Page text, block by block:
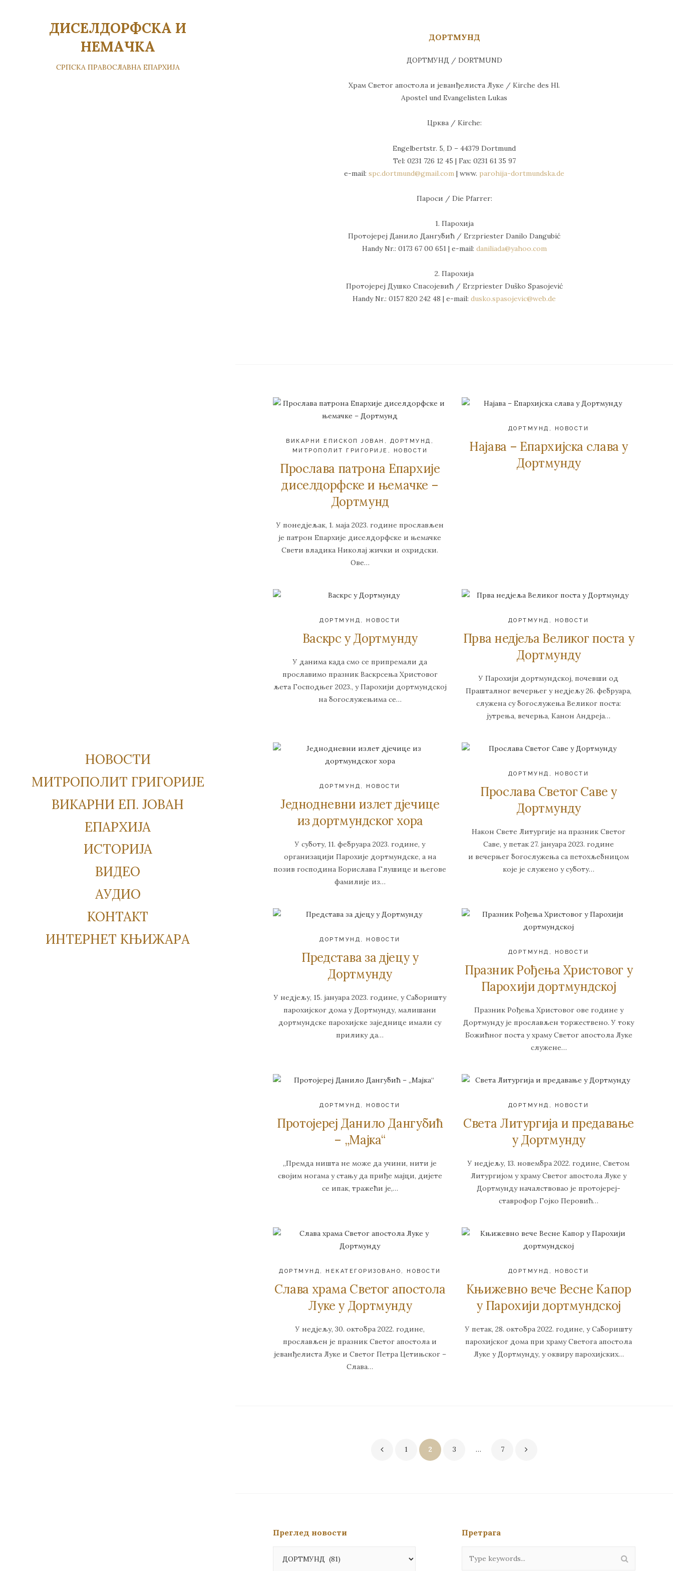
ДИСЕЛДОРФСКА И
НЕМАЧКА
СРПСКА ПРАВОСЛАВНА ЕПАРХИЈА
НОВОСТИ
МИТРОПОЛИТ ГРИГОРИЈЕ
ВИКАРНИ ЕП. ЈОВАН
ЕПАРХИЈА
ИСТОРИЈА
ВИДЕО
АУДИО
КОНТАКТ
ИНТЕРНЕТ КЊИЖАРА
ДОРТМУНД
ДОРТМУНД / DORTMUND
Храм Светог апостола и јеванђелиста Луке / Kirche des Hl.
Apostel und Evangelisten Lukas
Црква / Kirche:
Engelbertstr. 5, D – 44379 Dortmund
Tel: 0231 726 12 45 | Fax: 0231 61 35 97
e-mail:spc.dortmund@gmail.com | www. parohija-dortmundska.de
Пароси / Die Pfarrer:
1. Парохија
Протојереј Данило Дангубић / Erzpriester Danilo Dangubić
Handy Nr.: 0173 67 00 651 | e-mail: daniliada@yahoo.com
2. Парохија
Протојереј Душко Спасојевић / Erzpriester Duško Spasojević
Handy Nr.: 0157 820 242 48 | e-mail:dusko.spasojevic@web.de
ВИКАРНИ ЕПИСКОП ЈОВАН , ДОРТМУНД ,
МИТРОПОЛИТ ГРИГОРИЈЕ , НОВОСТИ
Прослава патрона Епархије
диселдорфске и њемачке –
Дортмунд
У понедјељак, 1. маја 2023. године прослављен
је патрон Епархије диселдорфске и њемачке
Свети владика Николај жички и охридски.
Ове…
ДОРТМУНД , НОВОСТИ
Најава – Епархијска слава у
Дортмунду
ДОРТМУНД , НОВОСТИ
Васкрс у Дортмунду
У данима када смо се припремали да
прославимо празник Васкрсења Христовог
љета Господњег 2023., у Парохији дортмундској
на богослужењима се…
ДОРТМУНД , НОВОСТИ
Прва недјеља Великог поста у
Дортмунду
У Парохији дортмундској, почевши од
Прашталног вечерњег у недјељу 26. фебруара,
служена су богослужења Великог поста:
јутрења, вечерња, Канон Андреја…
ДОРТМУНД , НОВОСТИ
Једнодневни излет дјечице
из дортмундског хора
У суботу, 11. фебруара 2023. године, у
организацији Парохије дортмундске, а на
позив господина Борислава Глушице и његове
фамилије из…
ДОРТМУНД , НОВОСТИ
Прослава Светог Саве у
Дортмунду
Након Свете Литургије на празник Светог
Саве, у петак 27. јануара 2023. године
и вечерњег богослужења са петохљебницом
које је служено у суботу…
ДОРТМУНД , НОВОСТИ
Представа за дјецу у
Дортмунду
У недјељу, 15. јануара 2023. године, у Саборишту
парохијског дома у Дортмунду, малишани
дортмундске парохијске заједнице имали су
прилику да…
ДОРТМУНД , НОВОСТИ
Празник Рођења Христовог у
Парохији дортмундској
Празник Рођења Христовог ове године у
Дортмунду је прослављен торжествено. У току
Божићног поста у храму Светог апостола Луке
служене…
ДОРТМУНД , НОВОСТИ
Протојереј Дaнилo Дaнгубић
– „Мајка“
„Премда ништа не може да учини, нити је
својим ногама у стању да приђе мајци, дијете
се ипак, тражећи је,…
ДОРТМУНД , НОВОСТИ
Света Литургија и предавање
у Дортмунду
У недјељу, 13. новембра 2022. године, Светом
Литургијом у храму Светог апостола Луке у
Дортмунду началствовао је протојереј-
ставрофор Гојко Перовић…
ДОРТМУНД , НЕКАТЕГОРИЗОВАНО , НОВОСТИ
Слава храма Светог апостола
Луке у Дортмунду
У недјељу, 30. октобра 2022. године,
прослављен је празник Светог апостола и
јеванђелиста Луке и Светог Петра Цетињског –
Слава…
ДОРТМУНД , НОВОСТИ
Књижевно вече Весне Капор
у Парохији дортмундској
У петак, 28. октобра 2022. године, у Саборишту
парохијског дома при храму Светога апостола
Луке у Дортмунду, у оквиру парохијских…
1 2 3 … 7
Преглед новости
новости
Претрага